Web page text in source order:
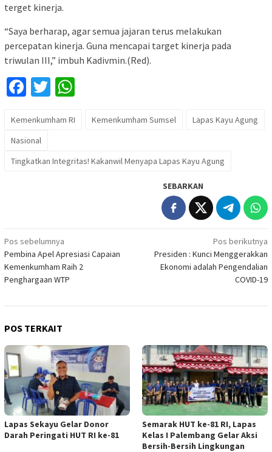
terget kinerja.
“Saya berharap, agar semua jajaran terus melakukan
percepatan kinerja. Guna mencapai target kinerja pada
triwulan III,” imbuh Kadivmin.(Red).
Facebook
Twitter
Kemenkumham RI Kemenkumham Sumsel
Lapas Kayu Agung
Nasional
Tingkatkan Integritas! Kakanwil Menyapa Lapas Kayu Agung
SEBARKAN
Navigasi
pos
Pos sebelumnya
Pembina Apel Apresiasi Capaian
Kemenkumham Raih 2
Penghargaan WTP
Pos berikutnya
Presiden : Kunci Menggerakkan
Ekonomi adalah Pengendalian
COVID-19
POS TERKAIT
Lapas Sekayu Gelar Donor
Darah Peringati HUT RI ke-81
Semarak HUT ke-81 RI, Lapas
Kelas I Palembang Gelar Aksi
Bersih-Bersih Lingkungan